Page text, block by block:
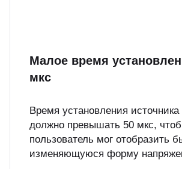
Малое время
мкс
Время установления
должно превышать 50 мкс,
пользователь мог отобразить
изменяющуюся форму